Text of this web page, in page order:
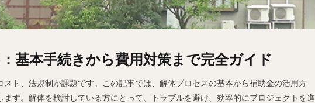
基本手続きから費用対策まで完全ガイド
ト、法規制が課題です。この記事では、解体プロセスの基本から補助金の活用方
す。解体を検討している方にとって、トラブルを避け、効率的にプロジェクトを進